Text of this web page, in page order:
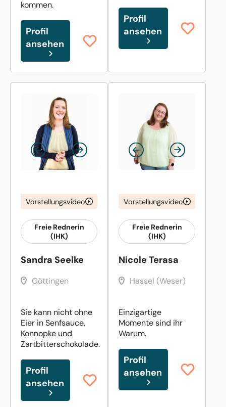
kommen.
Profil
ansehen
Profil
ansehen
Vorstellungsvideo
Freie Rednerin
(IHK)
Sandra Seelke
Göttingen
Sie kann nicht ohne
Eier in Senfsauce,
Konnopke und
Zartbitterschokolade.
Profil
ansehen
Vorstellungsvideo
Freie Rednerin
(IHK)
Nicole Terasa
Hassel (Weser)
Einzigartige
Momente sind ihr
Warum.
Profil
ansehen